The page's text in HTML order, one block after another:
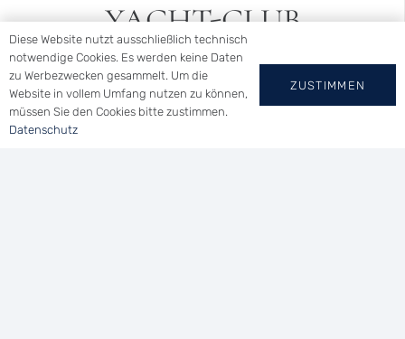
YACHT-CLUB
WALLHAUSEN E.V.
Tel.: (0 73 46) 91 94 14
Uferstraße 21 | 78465 Konstanz
Diese Website nutzt ausschließlich technisch
notwendige Cookies. Es werden keine Daten
zu Werbezwecken gesammelt. Um die
Website in vollem Umfang nutzen zu können,
müssen Sie den Cookies bitte zustimmen.
Datenschutz
ZUSTIMMEN